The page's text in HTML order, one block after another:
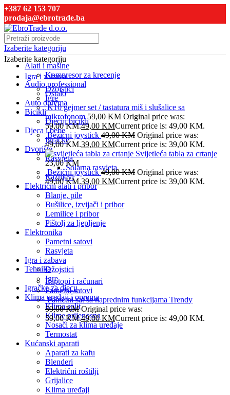
+387 62 153 707
prodaja@ebrotrade.ba
Izaberite kategoriju
Alati i mašine
Kompresor za krecenje
Audio professional
Ostalo
Auto oprema
Bicikli
Dječiji bicikli
Djeca i bebe
Igračke
Dvorište
Rasvjeta
Solarna rasvjeta
Raznjevi
Električni alati i pribor
Blanje, pile
Bušilice, izvijači i pribor
Lemilice i pribor
Pištolj za ljepljenje
Elektronika
Pametni satovi
Rasvjeta
Igra i zabava
Džojstici
Igre
Igračke za djecu
Klima uređaji i oprema
Klima split
Klime prijenosna
Nosači za klima uređaje
Termostat
Kućanski aparati
Aparati za kafu
Blenderi
Električni roštilji
Grijalice
Klima uređaji
Izaberite kategoriju
Igra i zabava
Džojstici
Igre
K10 gejmer set / tastatura miš i slušalice sa
mikrofonom59,00KM Original price was:
59,00 KM.49,00 KMCurrent price is: 49,00 KM.
Bežični joystick 49,00KM Original price was:
49,00 KM.39,00 KMCurrent price is: 39,00 KM.
Svijetleća tabla za crtanje
23,00KM
Bežični joystick49,00KM Original price was:
49,00 KM.39,00 KMCurrent price is: 39,00 KM.
Tehnika
Laptopi i računari
Pametni satovi
Pametni sat sa naprednim funkcijama Trendy
59,00KM Original price was:
59,00 KM.49,00KMCurrent price is: 49,00 KM.